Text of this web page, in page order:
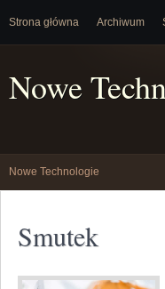
Strona główna Archiwum
Nowe
Nowe Technologie
Smutek